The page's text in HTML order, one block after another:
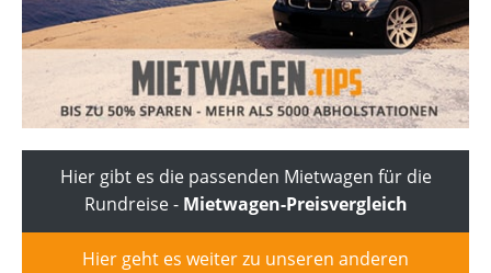
Hier gibt es die passenden Mietwagen für die
Rundreise - Mietwagen-Preisvergleich
Hier geht es weiter zu unseren anderen